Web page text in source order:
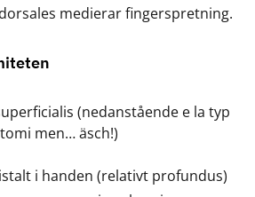
medierar fingerspretning.
(nedanstående e la typ
men… äsch!)
i handen (relativt profundus)